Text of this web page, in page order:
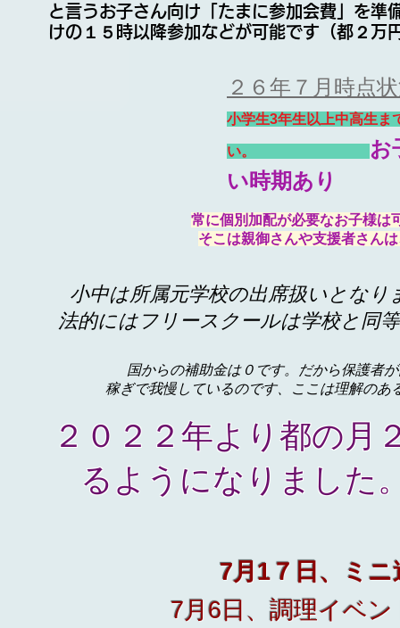
と言うお子さん向け 「たまに参加会費」を
けの１５時以降参加などが可能です（都２万
２６年７ 月時点
小学生3年生以上中高生ま
い。
お
い時期あり
常に個別加配が必要なお子様は
そこは親御さんや支援者さん
小中は所属元学校の出席扱いとな
法的にはフリースクールは学校と同
国からの補助金は０です。だから保護者
稼ぎで我慢しているのです、ここは理解の
２０２２年より都の月
るように​なりました
7月1７日、ミ
7月6日、調理イベ